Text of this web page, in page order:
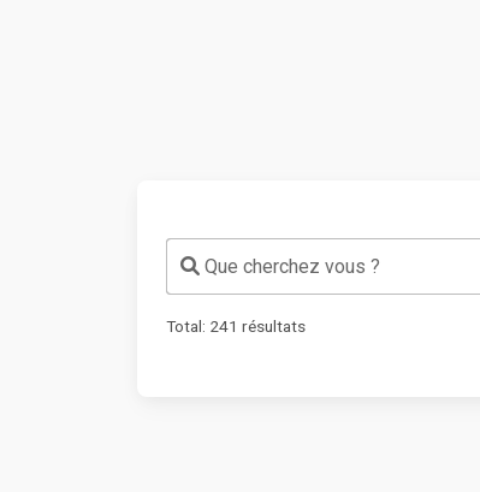
Que cherchez vous ?
Total: 241 résultats